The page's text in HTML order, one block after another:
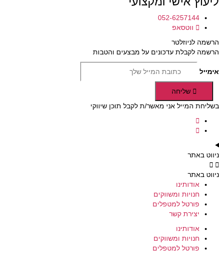
052-6257144
ווטסאפ
הרשמה לניוזלטר
הרשמה לקבלת עדכונים על מבצעים והטבות
אימייל
שליחה
בשליחת המייל אני מאשר/ת לקבל תוכן שיווקי
ניווט באתר
ניווט באתר
אודותינו
חנויות ומשווקים
פורטל למטפלים
יצירת קשר
אודותינו
חנויות ומשווקים
פורטל למטפלים